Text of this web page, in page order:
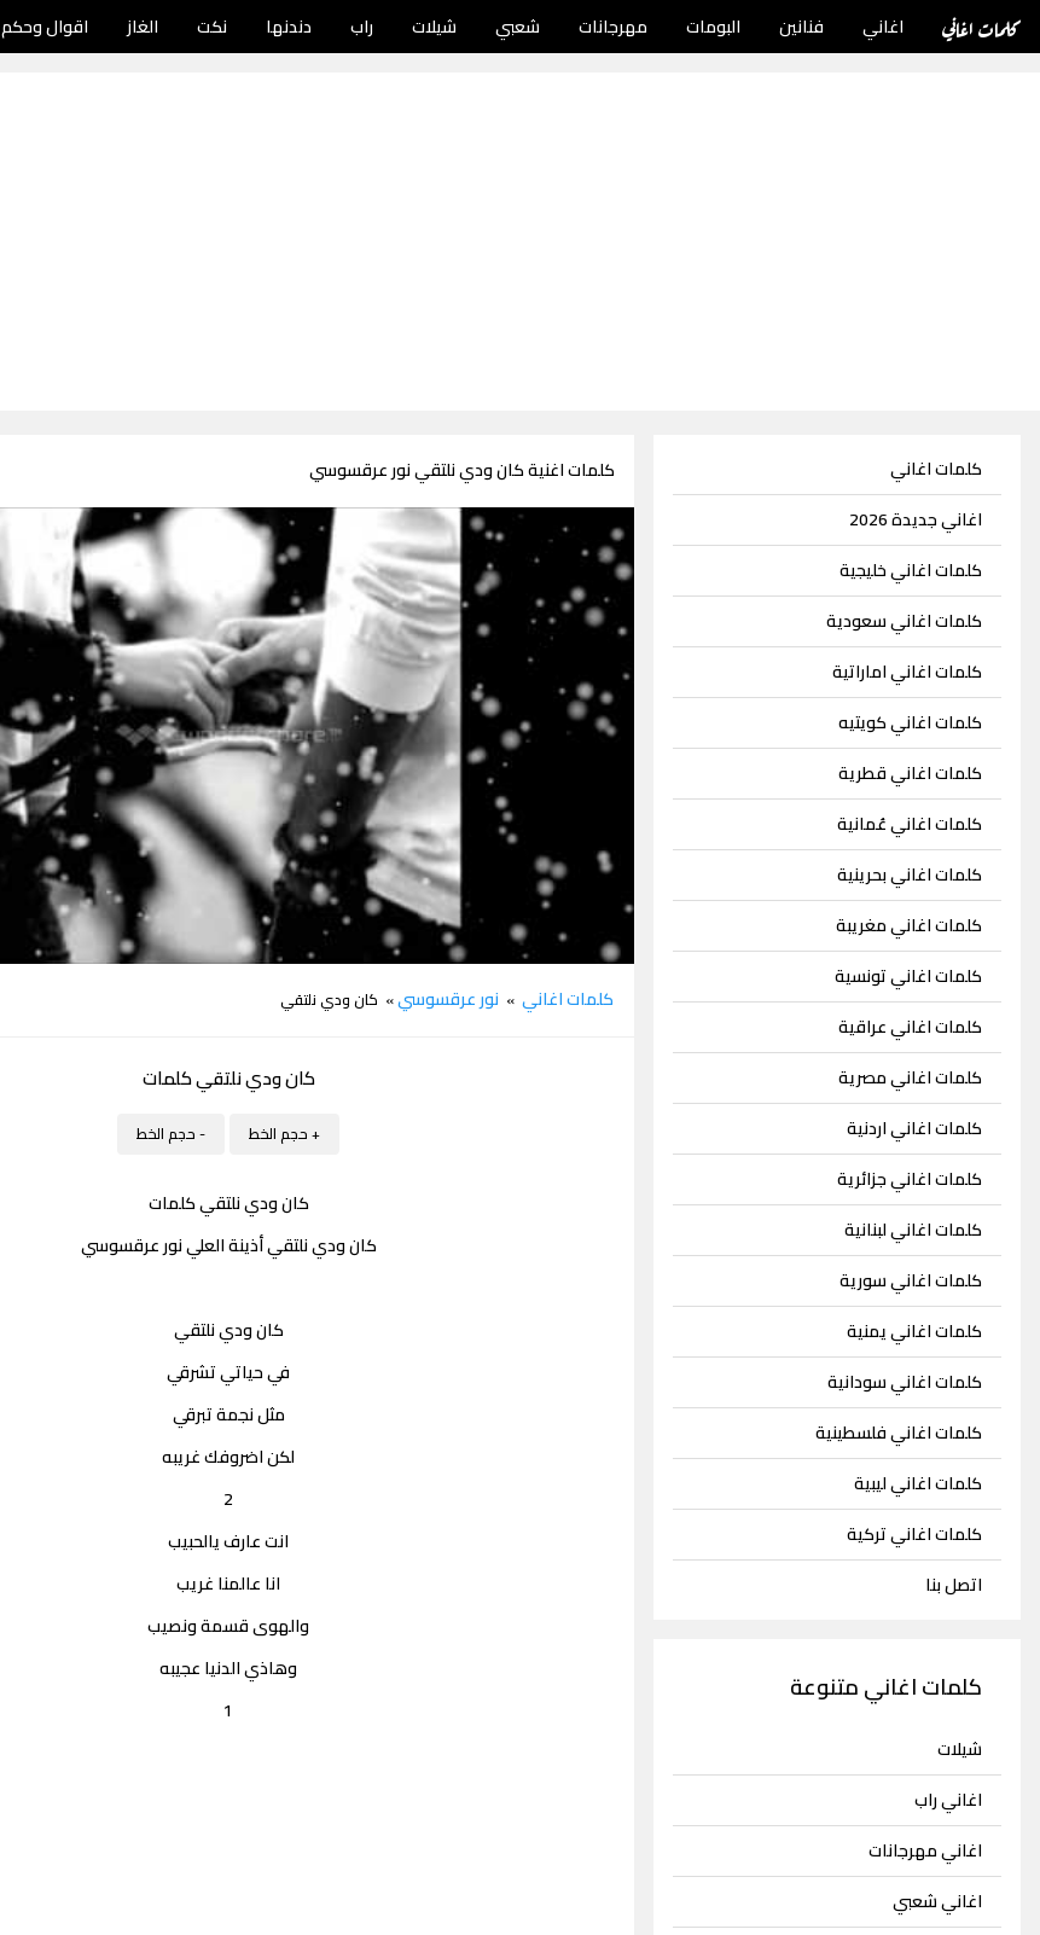
كلمات اغاني اغاني فنانين البومات مهرجانات شعبي شيلات راب دندنها نكت الغاز اقوال وحكم
كلمات اغاني
اغاني جديدة 2026
كلمات اغاني خليجية
كلمات اغاني سعودية
كلمات اغاني اماراتية
كلمات اغاني كويتيه
كلمات اغاني قطرية
كلمات اغاني عُمانية
كلمات اغاني بحرينية
كلمات اغاني مغريبة
كلمات اغاني تونسية
كلمات اغاني عراقية
كلمات اغاني مصرية
كلمات اغاني اردنية
كلمات اغاني جزائرية
كلمات اغاني لبنانية
كلمات اغاني سورية
كلمات اغاني يمنية
كلمات اغاني سودانية
كلمات اغاني فلسطينية
كلمات اغاني ليبية
كلمات اغاني تركية
اتصل بنا
كلمات اغاني متنوعة
شيلات
اغاني راب
اغاني مهرجانات
اغاني شعبي
كلمات اغنية كان ودي نلتقي نور عرقسوسي
كلمات اغاني » نور عرقسوسي» كان ودي نلتقي
كان ودي نلتقي كلمات
+ حجم الخط - حجم الخط
كان ودي نلتقي كلمات
كان ودي نلتقي أذينة العلي نور عرقسوسي
كان ودي نلتقي
في حياتي تشرقي
مثل نجمة تبرقي
لكن اضروفك غريبه
2
انت عارف يالحبيب
انا عالمنا غريب
والهوى قسمة ونصيب
وهاذي الدنيا عجيبه
1